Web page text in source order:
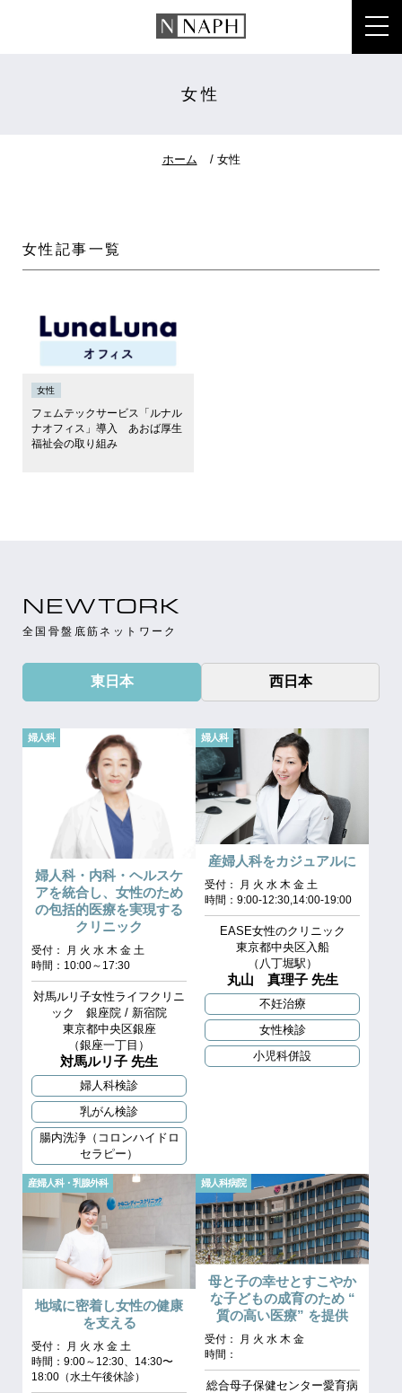
女性
ホーム 女性
女性記事一覧
女性
フェムテックサービス「ルナル
ナオフィス」導入 あおば厚生
福祉会の取り組み
NEWTORK
全国骨盤底筋ネットワーク
東日本 西日本
婦人科
婦人科・内科・ヘルスケ
アを統合し、女性のため
の包括的医療を実現する
クリニック
受付： 月 火 水 木 金 土
時間：10:00～17:30
対馬ルリ子女性ライフクリニ
ック 銀座院 / 新宿院
東京都中央区銀座
（銀座一丁目）
対馬ルリ子 先生
婦人科検診
乳がん検診
腸内洗浄（コロンハイドロ
セラピー）
婦人科
産婦人科をカジュアルに
受付： 月 火 水 木 金 土
時間：9:00-12:30,14:00-19:00
EASE女性のクリニック
東京都中央区入船
（八丁堀駅）
丸山 真理子 先生
不妊治療
女性検診
小児科併設
産婦人科・乳腺外科
地域に密着し女性の健康
を支える
受付： 月 火 水 金 土
時間：9:00～12:30、14:30〜
18:00（水土午後休診）
婦人科病院
母と子の幸せとすこやか
な子どもの成育のため “
質の高い医療” を提供
受付： 月 火 水 木 金
時間：
総合母子保健センター愛育病